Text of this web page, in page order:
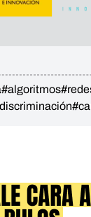
#algoritmos